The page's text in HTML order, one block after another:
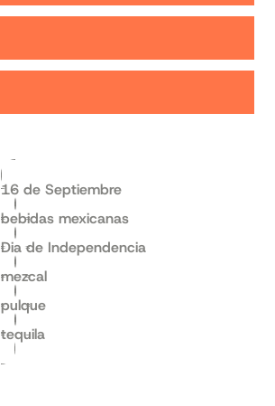
16 de Septiembre
bebidas mexicanas
Dia de Independencia
mezcal
pulque
tequila